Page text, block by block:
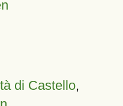
di Castello,